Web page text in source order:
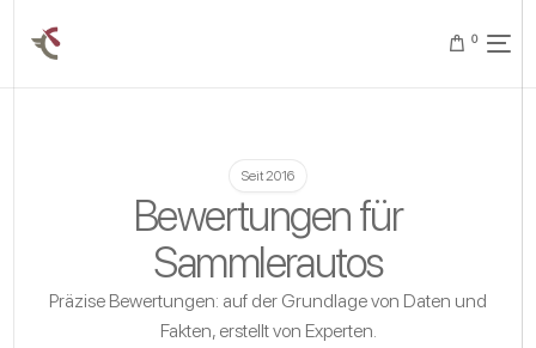
0
Seit 2016
Bewertungen für
Sammlerautos
Präzise Bewertungen: auf der Grundlage von Daten und
Fakten, erstellt von Experten.